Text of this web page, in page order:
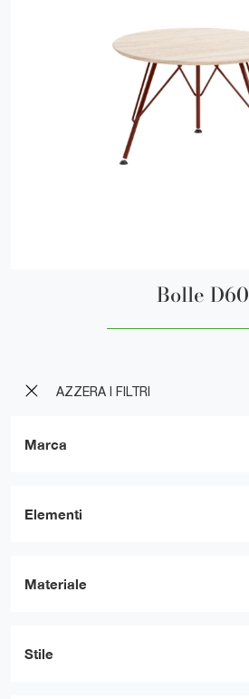
AZZERA I FILTRI
Marca
Elementi
Materiale
Stile
Bolle D60